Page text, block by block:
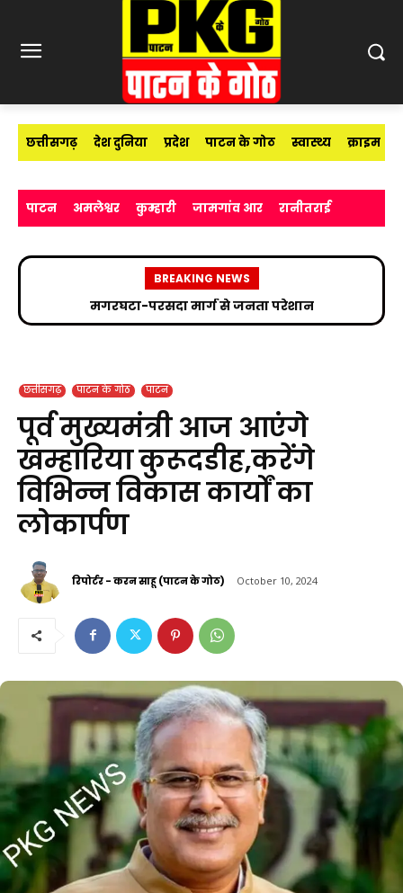
छत्तीसगढ़ देश दुनिया प्रदेश पाटन के गोठ स्वास्थ्य क्राइम
पाटन अमलेश्वर कुम्हारी जामगांव आर रानीतराई
BREAKING NEWS
मगरघटा-परसदा मार्ग से जनता परेशान
छत्तीसगढ़ पाटन के गोठ पाटन
पूर्व मुख्यमंत्री आज आएंगे
खम्हारिया कुरूदडीह,करेंगे
विभिन्न विकास कार्यों का
लोकार्पण
रिपोर्टर - करन साहू (पाटन के गोठ) October 10, 2024